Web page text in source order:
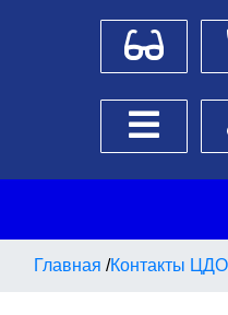
Для
Боковое
Главная /Контакты ЦДО